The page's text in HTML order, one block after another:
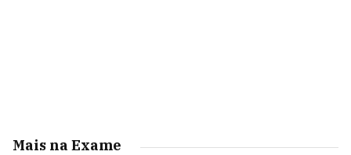
Mais na Exame